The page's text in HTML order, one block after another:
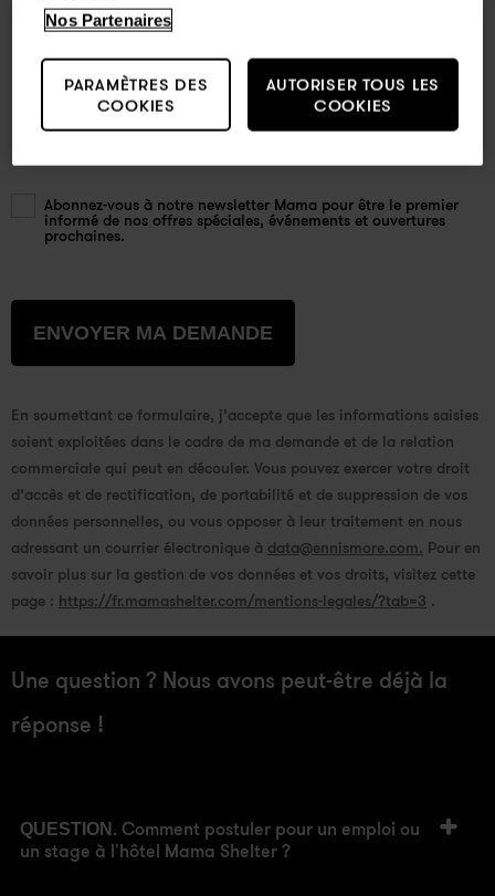
Votre message
Abonnez-vous à notre newsletter Mama pour être le premier
informé de nos offres spéciales, événements et ouvertures
prochaines.
En soumettant ce formulaire, j’accepte que les informations saisies
soient exploitées dans le cadre de ma demande et de la relation
commerciale qui peut en découler. Vous pouvez exercer votre droit
d’accès et de rectification, de portabilité et de suppression de vos
données personnelles, ou vous opposer à leur traitement en nous
adressant un courrier électronique à data@ennismore.com. Pour en
savoir plus sur la gestion de vos données et vos droits, visitez cette
page : https://fr.mamashelter.com/mentions-legales/?tab=3 .
Une question ? Nous avons peut-être déjà la
réponse !
QUESTION. Comment postuler pour un emploi ou
un stage à l'hôtel Mama Shelter ?
Nos Partenaires
PARAMÈTRES DES
COOKIES
AUTORISER TOUS LES
COOKIES